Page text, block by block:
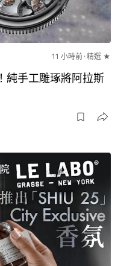
11 小時前 精選 ★
純手工雕琢將阿拉斯